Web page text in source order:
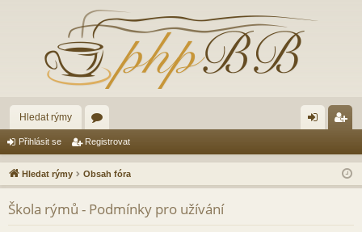
Hledat rýmy
ór
a lá
sit
ist
ro
Přihlásit se Registrovat
Hledat rýmy Obsah fóra
Škola rýmů - Podmínky pro užívání